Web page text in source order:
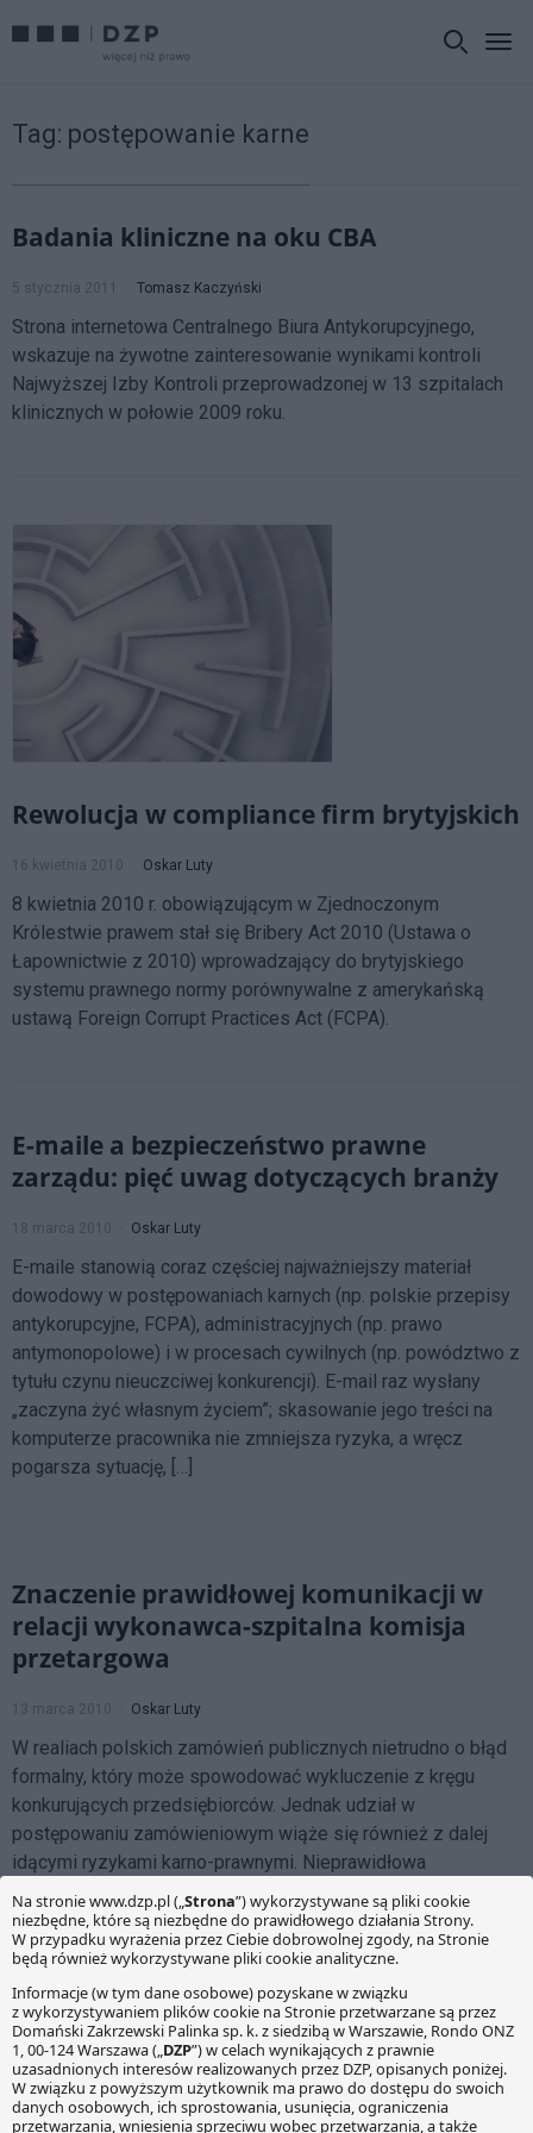
Tag: postępowanie karne
Badania kliniczne na oku CBA
5 stycznia 2011 Tomasz Kaczyński
Strona internetowa Centralnego Biura Antykorupcyjnego,
wskazuje na żywotne zainteresowanie wynikami kontroli
Najwyższej Izby Kontroli przeprowadzonej w 13 szpitalach
klinicznych w połowie 2009 roku.
Rewolucja w compliance firm brytyjskich
16 kwietnia 2010 Oskar Luty
8 kwietnia 2010 r. obowiązującym w Zjednoczonym
Królestwie prawem stał się Bribery Act 2010 (Ustawa o
Łapownictwie z 2010) wprowadzający do brytyjskiego
systemu prawnego normy porównywalne z amerykańską
ustawą Foreign Corrupt Practices Act (FCPA).
E-maile a bezpieczeństwo prawne
zarządu: pięć uwag dotyczących branży
18 marca 2010 Oskar Luty
E-maile stanowią coraz częściej najważniejszy materiał
dowodowy w postępowaniach karnych (np. polskie przepisy
antykorupcyjne, FCPA), administracyjnych (np. prawo
antymonopolowe) i w procesach cywilnych (np. powództwo z
tytułu czynu nieuczciwej konkurencji). E-mail raz wysłany
„zaczyna żyć własnym życiem”; skasowanie jego treści na
komputerze pracownika nie zmniejsza ryzyka, a wręcz
pogarsza sytuację, […]
Znaczenie prawidłowej komunikacji w
relacji wykonawca-szpitalna komisja
przetargowa
13 marca 2010 Oskar Luty
W realiach polskich zamówień publicznych nietrudno o błąd
formalny, który może spowodować wykluczenie z kręgu
konkurujących przedsiębiorców. Jednak udział w
postępowaniu zamówieniowym wiąże się również z dalej
idącymi ryzykami karno-prawnymi. Nieprawidłowa
komunikacja z zamawiającym, np. składanie niefortunnych lub
nonszalanckich propozycji, może stać się przedmiotem
dociekań nie tylko służb kontrolnych, ale […]
Audyt prawny typu „compliance” w
branży medycznej